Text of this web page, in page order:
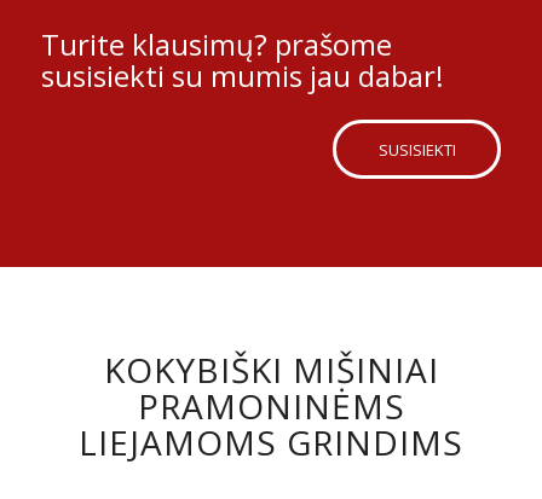
Turite klausimų? prašome
susisiekti su mumis jau dabar!
SUSISIEKTI
KOKYBIŠKI MIŠINIAI
PRAMONINĖMS
LIEJAMOMS GRINDIMS